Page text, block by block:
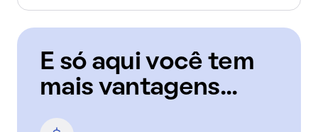
E só aqui você tem
mais vantagens...